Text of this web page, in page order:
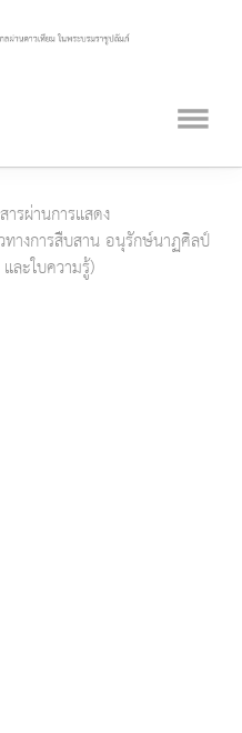
ารผ่านการแสดง
างการสืบสาน อนุรักษ์นาฏศิลป์
ละใบความรู้)